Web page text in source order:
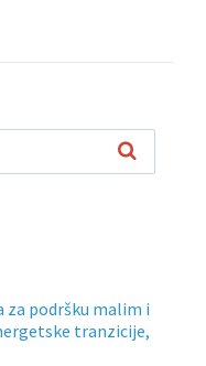
za podršku malim i
tranzicije,